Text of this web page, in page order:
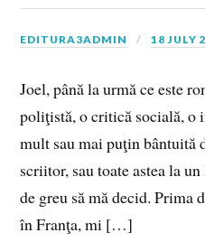
EDITURA3ADMIN 18 JULY
Joel, până la urmă ce este
poliţistă, o critică socială, o
mult sau mai puţin bântuită
scriitor, sau toate astea la
de greu să mă decid. Prima
în Franţa, mi […]